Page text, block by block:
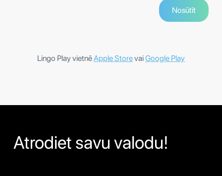
Lingo Play vietnēApple StorevaiGoogle Play
Atrodiet savu valodu!